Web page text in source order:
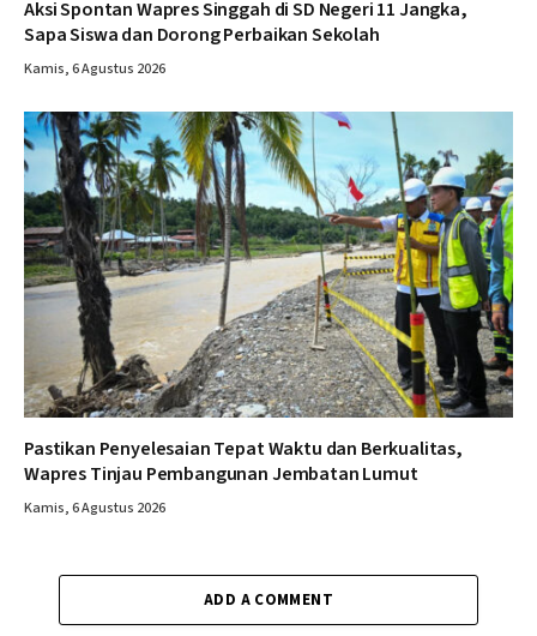
Aksi Spontan Wapres Singgah di SD Negeri 11 Jangka,
Sapa Siswa dan Dorong Perbaikan Sekolah
Kamis, 6 Agustus 2026
Pastikan Penyelesaian Tepat Waktu dan Berkualitas,
Wapres Tinjau Pembangunan Jembatan Lumut
Kamis, 6 Agustus 2026
ADD A COMMENT